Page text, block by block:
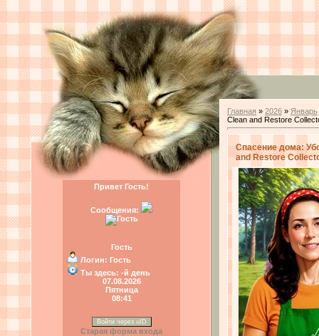
Привет Гость!
Сообщения:
Гость
Логин: Гость
Ты здесь: -й день
07.08.2026
Пятница
08:41
Войти через uID
Старая форма входа
Главная » 2026 » Январь
Clean and Restore
Спасение дома:
and Restore